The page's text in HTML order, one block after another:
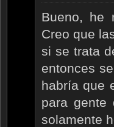
Bueno, he
Creo que
si se trata
entonces
habría que
para
solamente